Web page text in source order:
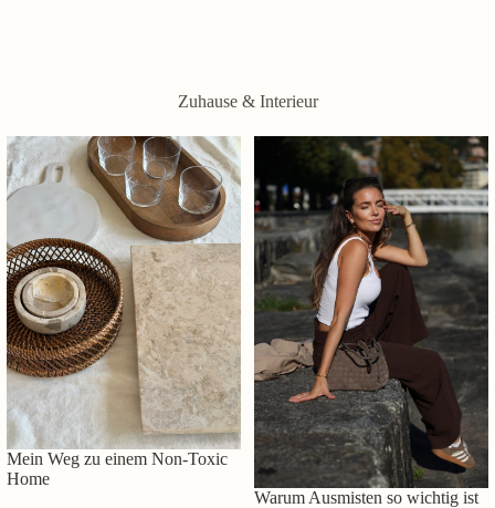
Zuhause & Interieur
Mein Weg zu einem Non-Toxic
Home
Warum Ausmisten so wichtig ist